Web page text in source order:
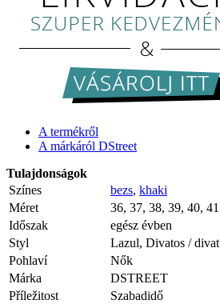
A termékről
A márkáról DStreet
Tulajdonságok
Színes
bezs, khaki
Méret
36, 37, 38, 39, 40, 41
Időszak
egész évben
Styl
Lazul, Divatos / divat
Pohlaví
Nők
Márka
DSTREET
Příležitost
Szabadidő